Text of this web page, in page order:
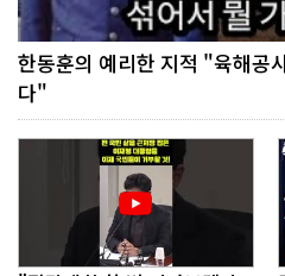
한동훈의 예리한 지적 "육해공
다"